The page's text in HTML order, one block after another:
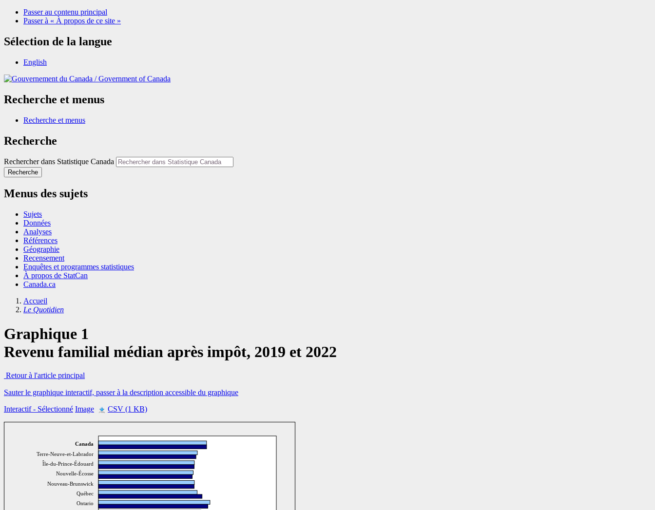
Passer au contenu principal
Passer à « À propos de ce site »
Sélection de la langue
English
/Government of Canada
Recherche et menus
Recherche et menus
Recherche
Rechercher dans Statistique Canada
Recherche
Menus des sujets
Sujets
Données
Analyses
Références
Géographie
Recensement
Enquêtes et programmes statistiques
À propos de StatCan
Canada.ca
Accueil
Le Quotidien
Graphique 1
Revenu familial médian après impôt, 2019 et 2022
Retour à l'article principal
Sauter le graphique interactif, passer à la description accessible du graphique
Interactif- Sélectionné Image CSV (1 KB)
Canada
Terre-Neuve-et-Labrador
Île-du-Prince-Édouard
Nouvelle-Écosse
Nouveau-Brunswick
Québec
Ontario